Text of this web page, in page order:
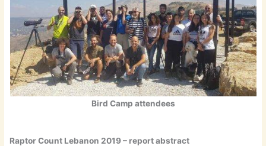
Bird Camp attendees
Raptor Count Lebanon 2019 – report abstract